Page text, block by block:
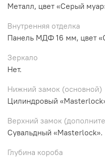
Металл, цвет «Серый
Внутренняя отделка
Панель МДФ 16 мм, цвет
Зеркало
Нет.
Нижний замок (основной)
Цилиндровый
Верхний замок
Сувальдный «Masterlock».
Глубина короба